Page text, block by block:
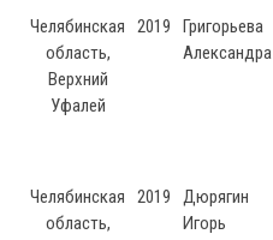
Челябинская
область,
Верхний
Уфалей
2019
Григорьева
Александра
Челябинская
область,
2019
Дюрягин
Игорь